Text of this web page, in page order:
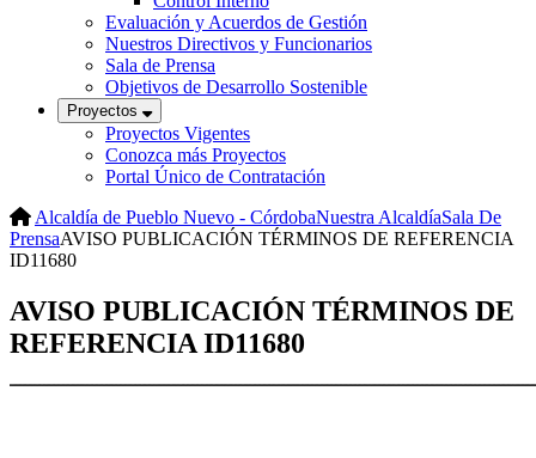
Evaluación y Acuerdos de Gestión
Nuestros Directivos y Funcionarios
Sala de Prensa
Objetivos de Desarrollo Sostenible
Proyectos
Proyectos Vigentes
Conozca más Proyectos
Portal Único de Contratación
Alcaldía de Pueblo Nuevo - CórdobaNuestra AlcaldíaSala De
PrensaAVISO PUBLICACIÓN TÉRMINOS DE REFERENCIA
ID11680
AVISO PUBLICACIÓN TÉRMINOS DE
REFERENCIA ID11680